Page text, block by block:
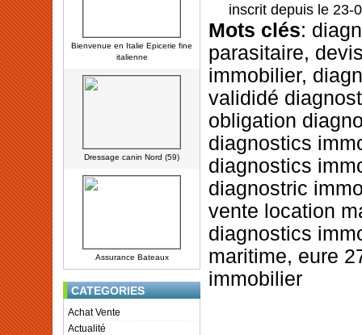
Bienvenue en Italie Epicerie fine
italienne
Dressage canin Nord (59)
Assurance Bateaux
CATEGORIES
Achat Vente
Actualité
inscrit depuis le 23-
Mots clés:
parasitaire,
immobilier,
valididé
obligation
diagnostics
diagnostics
diagnostric
vente location
diagnostics
maritime, eure
immobilier